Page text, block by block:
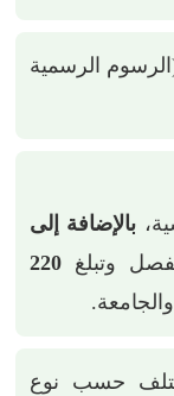
(الرسوم الرسمية
بالإضافة إلى
وتبلغ 220
حسب نوع